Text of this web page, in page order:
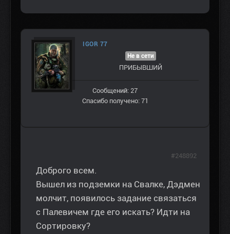
IGOR 77
Не в сети
ПРИБЫВШИЙ
Сообщений: 27
Спасибо получено: 71
Доброго всем.
Вышел из подземки на Свалке, Дэдмен
молчит, появилось задание связаться
с Палевичем где его искать? Идти на
Сортировку?
#248892